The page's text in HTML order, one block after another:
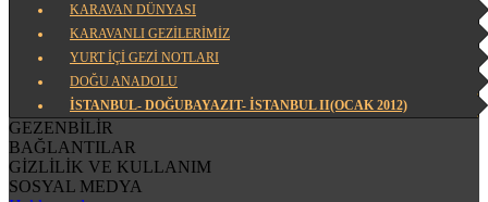
KARAVAN DÜNYASI
KARAVANLI GEZİLERİMİZ
YURT İÇİ GEZİ NOTLARI
DOĞU ANADOLU
İSTANBUL- DOĞUBAYAZIT- İSTANBUL II(OCAK 2012)
GEZENBİLİR
BAĞLANTILAR
GİZLİLİK VE KULLANIM
SOSYAL MEDYA